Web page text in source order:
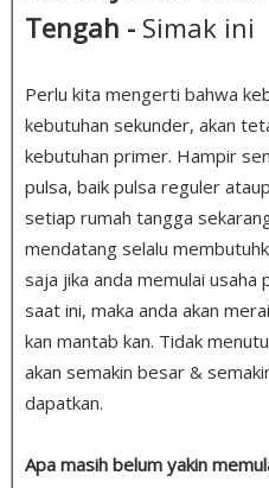
Tengah - Simak ini
Perlu kita mengerti bahwa
kebutuhan sekunder, akan
kebutuhan primer. Hampir
pulsa, baik pulsa reguler
setiap rumah tangga
mendatang selalu
saja jika anda memulai
saat ini, maka anda akan
kan mantab kan. Tidak
akan semakin besar &
dapatkan.
Apa masih belum yakin